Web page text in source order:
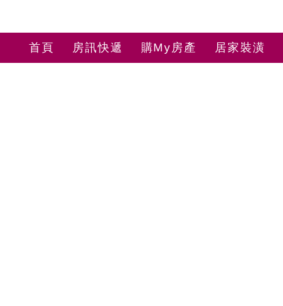
首頁 房訊快遞 購My房產 居家裝潢